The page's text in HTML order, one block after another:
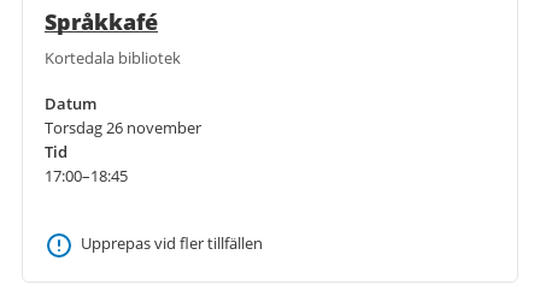
Språkkafé
Kortedala bibliotek
Datum
Torsdag 26 november
Tid
17:00–18:45
Upprepas vid fler tillfällen